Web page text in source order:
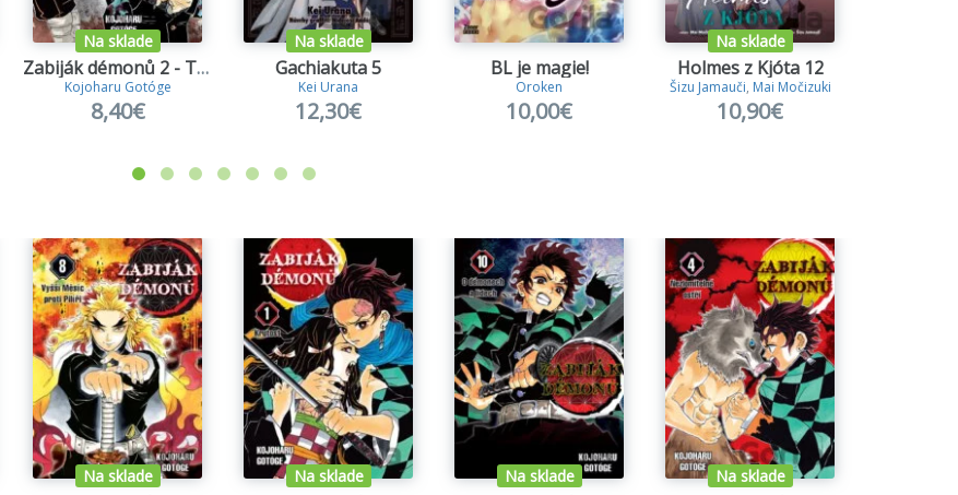
Na sklade
Zabiják démonů 2 - To ty...
Kojoharu Gotóge
8,40€
Na sklade
Gachiakuta 5
Kei Urana
12,30€
BL je magie!
Oroken
10,00€
Na sklade
Holmes z Kjóta 12
Šizu Jamauči, Mai Močizuki
10,90€
Na sklade Na sklade Na sklade Na sklade